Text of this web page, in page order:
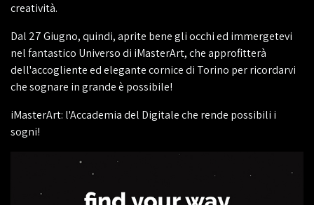
creatività.
Dal 27 Giugno, quindi, aprite bene gli occhi ed immergetevi
nel fantastico Universo di iMasterArt, che approfitterà
dell'accogliente ed elegante cornice di Torino per ricordarvi
che sognare in grande è possibile!
iMasterArt: l'Accademia del Digitale che rende possibili i
sogni!